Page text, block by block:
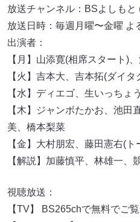
放送チャンネル：BSよしもと
放送日時：毎週月曜〜金曜 よ
出演者：
【月】山添寛(相席スタート)
【火】吉本大、吉本拓(ダイタ
【水】ディエゴ、生いっちょ
【木】ジャンボたかお、池田
美、橋本梨菜
【金】大村朋宏、藤田憲右(
【解説】加藤慎平、林雄一、
視聴放送：
【TV】 BS265chで無料でご